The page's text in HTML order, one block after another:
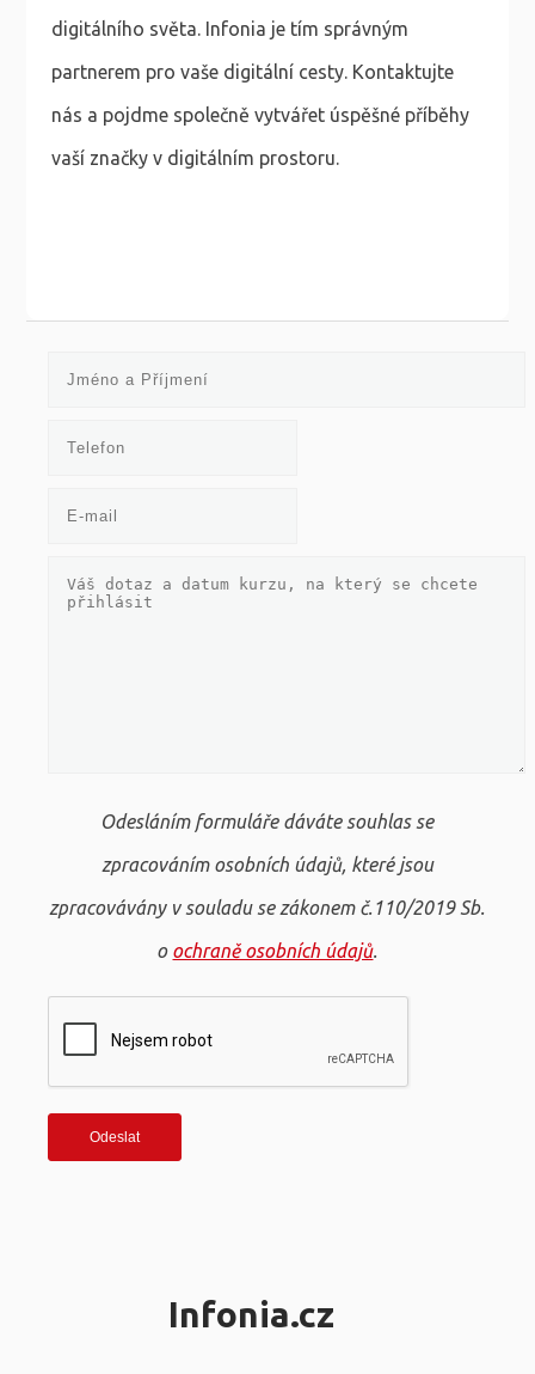
digitálního světa. Infonia je tím správným
partnerem pro vaše digitální cesty. Kontaktujte
nás a pojdme společně vytvářet úspěšné příběhy
vaší značky v digitálním prostoru.
Odesláním formuláře dáváte souhlas se
zpracováním osobních údajů, které jsou
zpracovávány v souladu se zákonem č.110/2019 Sb.
o ochraně osobních údajů.
Infonia.cz